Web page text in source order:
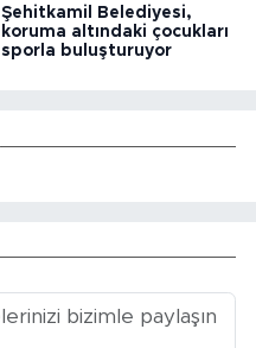
Şehitkamil Belediyesi,
koruma altındaki çocukları
sporla buluşturuyor